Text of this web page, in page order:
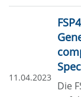
11.04.2023
Spec
Die